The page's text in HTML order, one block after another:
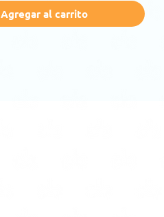
Agregar al carrito